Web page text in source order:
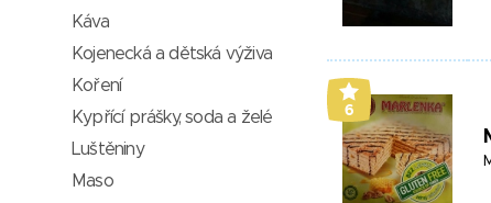
6
Káva
Kojenecká a dětská výživa
Koření
Kypřící prášky, soda a želé
Luštěniny
Maso